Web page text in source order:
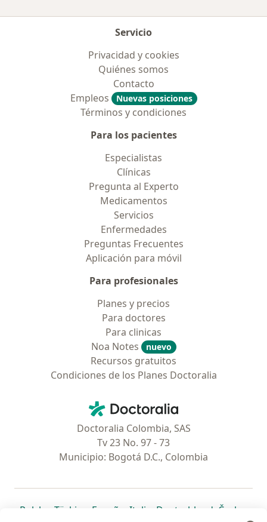
Servicio
Privacidad y cookies
Quiénes somos
Contacto
Empleos
Nuevas posiciones
Términos y condiciones
Para los pacientes
Especialistas
Clínicas
Pregunta al Experto
Medicamentos
Servicios
Enfermedades
Preguntas Frecuentes
Aplicación para móvil
Para profesionales
Planes y precios
Para doctores
Para clinicas
Noa Notes
nuevo
Recursos gratuitos
Condiciones de los Planes Doctoralia
Doctoralia - Página de inicio
Doctoralia Colombia, SAS
Tv 23 No. 97 - 73
Municipio: Bogotá D.C., Colombia
Polska se abre en una nueva pestaña
Türkiye se abre en una nueva pestaña
España se abre en una nueva pestaña
Italia se abre en una nueva
Deutschlandse abre en
Česko